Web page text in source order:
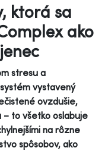
ktorá sa
ako
stresu a
vystavený
ovzdušie,
to všetko oslabuje
na rôzne
spôsobov, ako